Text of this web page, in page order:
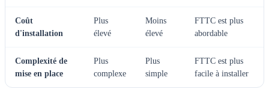
Coût
d'installation
Plus
élevé
Moins
élevé
FTTC est plus
abordable
Complexité de
mise en place
Plus
complexe
Plus
simple
FTTC est plus
facile à installer